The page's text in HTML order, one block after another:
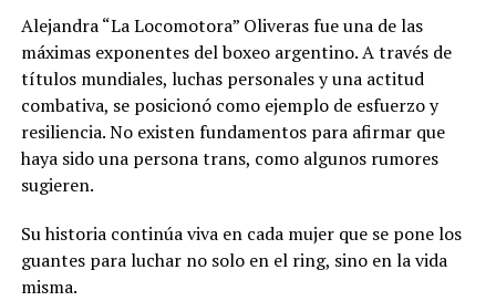
Alejandra “La Locomotora” Oliveras fue una de las
máximas exponentes del boxeo argentino. A través de
títulos mundiales, luchas personales y una actitud
combativa, se posicionó como ejemplo de esfuerzo y
resiliencia. No existen fundamentos para afirmar que
haya sido una persona trans, como algunos rumores
sugieren.
Su historia continúa viva en cada mujer que se pone los
guantes para luchar no solo en el ring, sino en la vida
misma.